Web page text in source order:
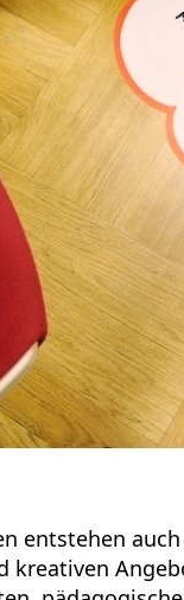
entstehen
kreativen